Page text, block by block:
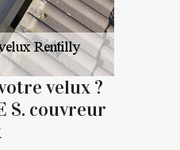
velux ?
S. couvreur